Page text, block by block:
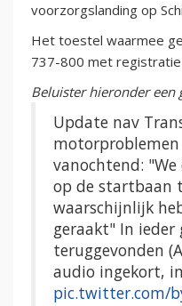
voorzorgslanding op
Het toestel waarmee
737-800 met registratie
Beluister hieronder een
Update nav
motorproblemen
vanochtend:
op de startbaan
waarschijnlijk
geraakt" In ieder
teruggevonden
audio ingekort,
pic.twitter.com/